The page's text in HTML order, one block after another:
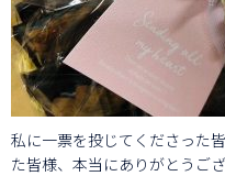
私に一票を投じてくださった
た皆様、本当にありがとうご